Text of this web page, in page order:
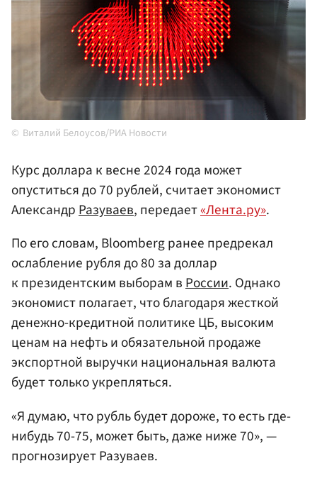
Виталий Белоусов/РИА Новости
Курс доллара к весне 2024 года может
опуститься до 70 рублей, считает экономист
АлександрРазуваев, передает«Лента.ру».
По его словам, Bloomberg ранее предрекал
ослабление рубля до 80 за доллар
к президентским выборам вРоссии. Однако
экономист полагает, что благодаря жесткой
денежно-кредитной политике ЦБ, высоким
ценам на нефть и обязательной продаже
экспортной выручки национальная валюта
будет только укрепляться.
«Я думаю, что рубль будет дороже, то есть где-
нибудь 70-75, может быть, даже ниже 70», —
прогнозирует Разуваев.